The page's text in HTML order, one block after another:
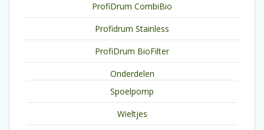
ProfiDrum CombiBio
Profidrum Stainless
ProfiDrum BioFilter
Onderdelen
Spoelpomp
Wieltjes